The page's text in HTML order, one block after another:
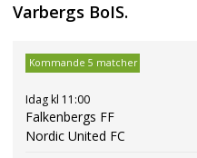
Varbergs BoIS.
Kommande 5 matcher
Idag kl 11:00
Falkenbergs FF
Nordic United FC